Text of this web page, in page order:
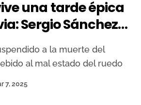
una tarde épica
Sergio Sánchez y
antes de la
al mal estado del ruedo
7, 2025